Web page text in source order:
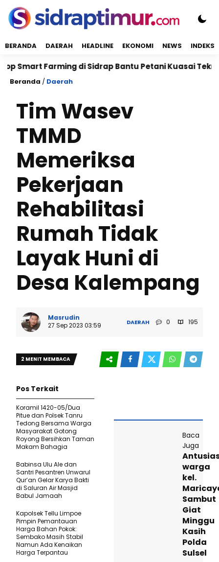
BERANDA DAERAH HEADLINE EKONOMI NEWS INDEKS
Farming di Sidrap Bantu Petani Kuasai Teknologi
Beranda / Daerah
Tim Wasev
TMMD
Memeriksa
Pekerjaan
Rehabilitasi
Rumah Tidak
Layak Huni di
Desa Kalempang
Masrudin
27 Sep 2023 03:59
DAERAH 0 195
2 MENIT MEMBACA
Baca
Juga
warga
kel.
Sambut
Giat
Minggu
Kasih
Polda
Sulsel
Pos Terkait
Koramil 1420-05/Dua
Pitue dan Polsek Tanru
Tedong Bersama Warga
Masyarakat Gotong
Royong Bersihkan Taman
Makam Bahagia
Babinsa Ulu Ale dan
Santri Pesantren Unwarul
Qur’an Gelar Karya Bakti
di Saluran Air Masjid
Babul Jamaah
Kapolsek Tellu Limpoe
Pimpin Pemantauan
Harga Bahan Pokok:
Sembako Masih Stabil
Namun Ada Kenaikan
Harga Terpantau